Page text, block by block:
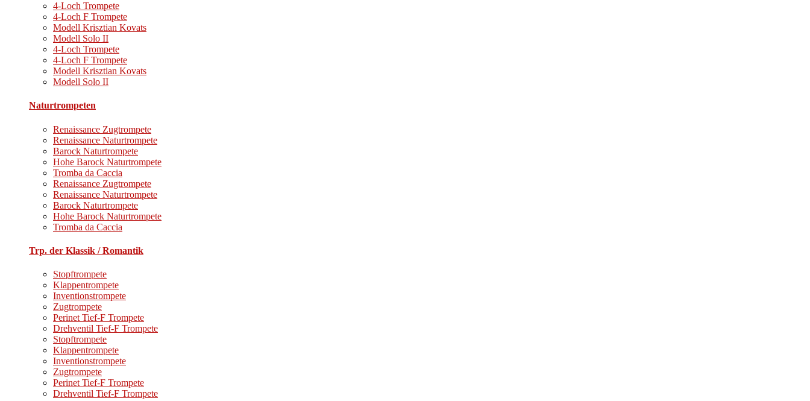
4-Loch Trompete
4-Loch F Trompete
Modell Krisztian Kovats
Modell Solo II
4-Loch Trompete
4-Loch F Trompete
Modell Krisztian Kovats
Modell Solo II
Naturtrompeten
Renaissance Zugtrompete
Renaissance Naturtrompete
Barock Naturtrompete
Hohe Barock Naturtrompete
Tromba da Caccia
Renaissance Zugtrompete
Renaissance Naturtrompete
Barock Naturtrompete
Hohe Barock Naturtrompete
Tromba da Caccia
Trp. der Klassik / Romantik
Stopftrompete
Klappentrompete
Inventionstrompete
Zugtrompete
Perinet Tief-F Trompete
Drehventil Tief-F Trompete
Stopftrompete
Klappentrompete
Inventionstrompete
Zugtrompete
Perinet Tief-F Trompete
Drehventil Tief-F Trompete